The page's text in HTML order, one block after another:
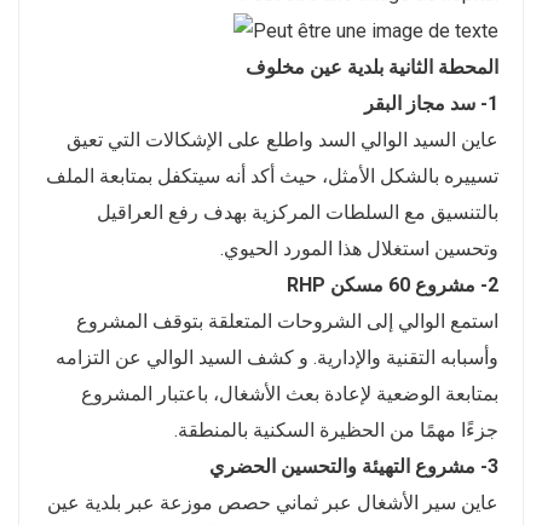
المحطة الثانية بلدية عين مخلوف
1- سد مجاز البقر
عاين السيد الوالي السد واطلع على الإشكالات التي تعيق
تسييره بالشكل الأمثل، حيث أكد أنه سيتكفل بمتابعة الملف
بالتنسيق مع السلطات المركزية بهدف رفع العراقيل
وتحسين استغلال هذا المورد الحيوي.
2- مشروع 60 مسكن RHP
استمع الوالي إلى الشروحات المتعلقة بتوقف المشروع
وأسبابه التقنية والإدارية. و كشف السيد الوالي عن التزامه
بمتابعة الوضعية لإعادة بعث الأشغال، باعتبار المشروع
جزءًا مهمًا من الحظيرة السكنية بالمنطقة.
3- مشروع التهيئة والتحسين الحضري
عاين سير الأشغال عبر ثماني حصص موزعة عبر بلدية عين